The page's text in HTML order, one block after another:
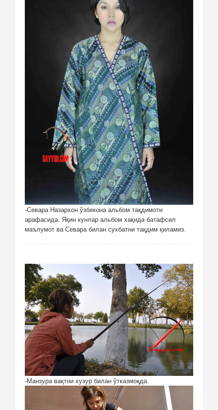
-Севара Назархон ўзбекона альбом тақдимоти
арафасида. Яқин кунлар альбом хақида батафсил
маълумот ва Севара билан сухбатни тақдим қиламиз.
-Манзура вақтни хузур билан ўтказмоқда.